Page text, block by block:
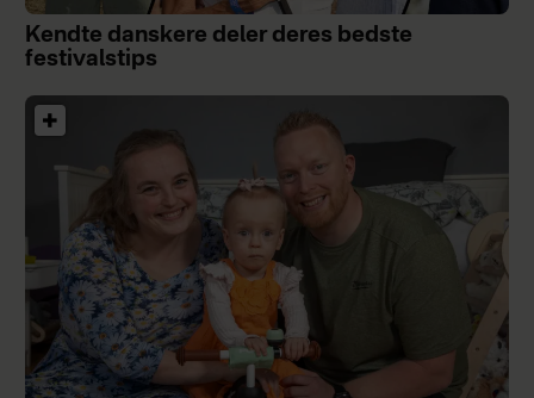
Kendte danskere deler deres bedste
festivalstips